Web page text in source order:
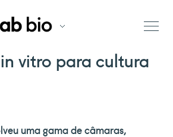
vitro para cultura
uma gama de câmaras,